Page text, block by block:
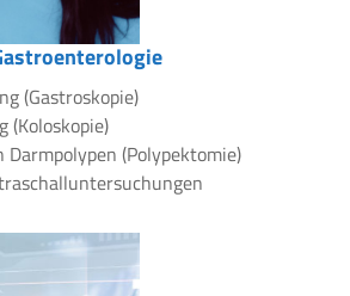
(Gastroskopie)
(Koloskopie)
(Polypektomie)